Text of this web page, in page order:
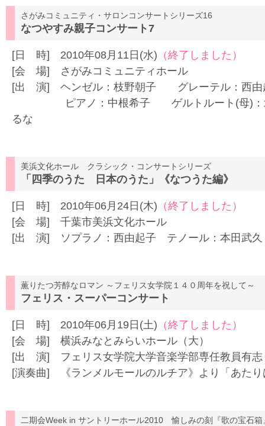
さがみコミュニティ・サロンコンサートシリーズ16
なつやすみ親子コンサート7
[日 時] 2010年08月11日(水) （終了しました）
[会 場] さがみコミュニティホール
[出 演] ヘンゼル：枝野朝子 グレーテル：西
ピアノ：中根希子 ゲルトルート(母)：
るな
美浜文化ホール クラシック・コンサートシリーズ
「四季のうた 日本のうた」《なつうた編》
[日 時] 2010年06月24日(木) （終了しました）
[会 場] 千葉市美浜文化ホール
[出 演] ソプラノ：西由起子 テノール：本田武
薫りたつ芳醇なロマン ～フェリス女学院１４０周年を祝して～
フェリス・スーパーコンサート
[日 時] 2010年06月19日(土) （終了しました）
[会 場] 横浜みなとみらいホール（大）
[出 演] フェリス女学院大学音楽学部専任教員有志
[演奏曲] 《ランメルモールのルチア》より「あた
二期会Week in サントリーホール2010 愉しみの刻『歌の宝石箱